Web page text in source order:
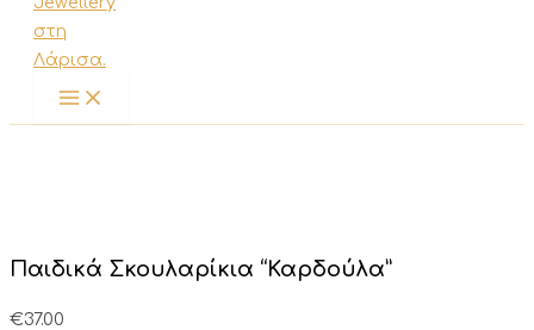
Παιδικά Σκουλαρίκια “Καρδούλα”
€37.00